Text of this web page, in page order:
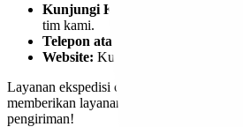
Kunjungi Kantor Kami di
tim kami.
Telepon atau WhatsApp:
Website: Kunjungi situs resmi
Layanan ekspedisi cargo murah Jakarta
memberikan layanan terbaik dengan
pengiriman!